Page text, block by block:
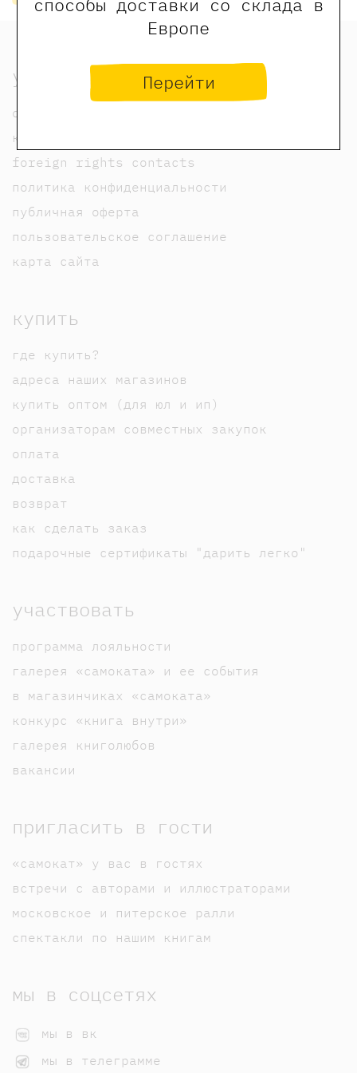
Европе
Перейти
узнать
о нас
контакты
foreign rights contacts
политика конфиденциальности
публичная оферта
пользовательское соглашение
карта сайта
купить
где купить?
адреса наших магазинов
купить оптом (для юл и ип)
организаторам совместных закупок
оплата
доставка
возврат
как сделать заказ
подарочные сертификаты "дарить легко"
участвовать
программа лояльности
галерея «самоката» и ее события
в магазинчиках «самоката»
конкурс «книга внутри»
галерея книголюбов
вакансии
пригласить в гости
«самокат» у вас в гостях
встречи с авторами и иллюстраторами
московское и питерское ралли
спектакли по нашим книгам
мы в соцсетях
мы в вк
мы в телеграмме